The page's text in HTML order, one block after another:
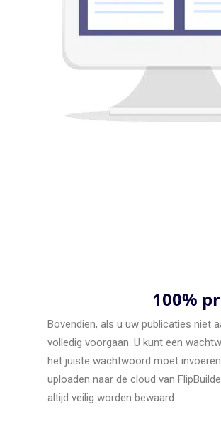
100%
Bovendien, als u uw publicaties niet
volledig voorgaan. U kunt een
het juiste wachtwoord moet
uploaden naar de cloud van
altijd veilig worden bewaard.